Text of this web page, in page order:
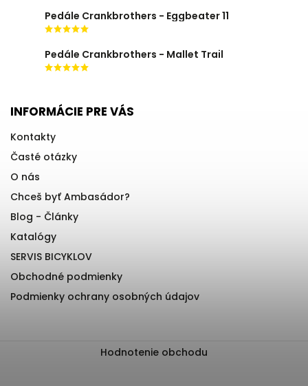
Pedále Crankbrothers - Eggbeater 11
Pedále Crankbrothers - Mallet Trail
INFORMÁCIE PRE VÁS
Kontakty
Časté otázky
O nás
Chceš byť Ambasádor?
Blog - Články
Katalógy
SERVIS BICYKLOV
Obchodné podmienky
Podmienky ochrany osobných údajov
Hodnotenie obchodu